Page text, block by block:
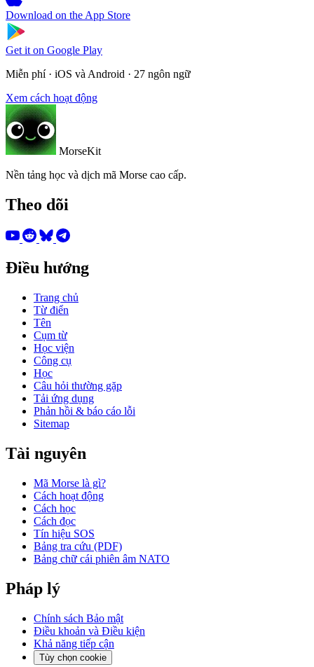
Download on the App Store
Get it on Google Play
Miễn phí · iOS và Android · 27 ngôn ngữ
Xem cách hoạt động
MorseKit
Nền tảng học và dịch mã Morse cao cấp.
Theo dõi
Điều hướng
Trang chủ
Từ điển
Tên
Cụm từ
Học viện
Công cụ
Học
Câu hỏi thường gặp
Tải ứng dụng
Phản hồi & báo cáo lỗi
Sitemap
Tài nguyên
Mã Morse là gì?
Cách hoạt động
Cách học
Cách đọc
Tín hiệu SOS
Bảng tra cứu (PDF)
Bảng chữ cái phiên âm NATO
Pháp lý
Chính sách Bảo mật
Điều khoản và Điều kiện
Khả năng tiếp cận
Tùy chọn cookie